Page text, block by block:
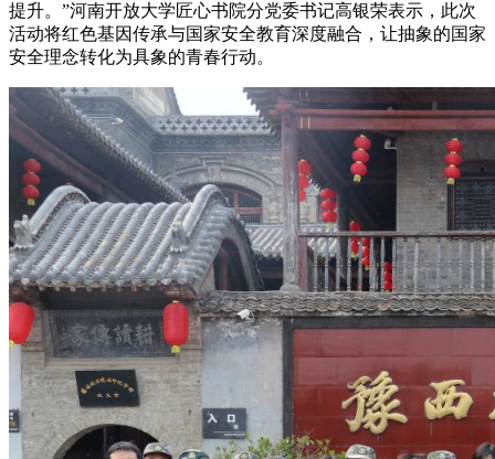
提升。”河南开放大学匠心书院分党委书记高银荣表示，此次
活动将红色基因传承与国家安全教育深度融合，让抽象的国家
安全理念转化为具象的青春行动。